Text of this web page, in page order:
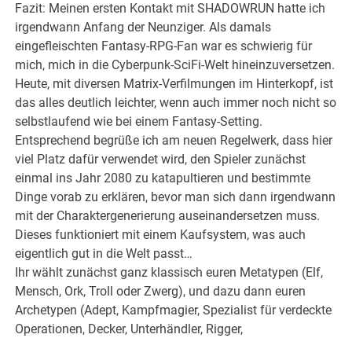
Fazit: Meinen ersten Kontakt mit SHADOWRUN hatte ich
irgendwann Anfang der Neunziger. Als damals
eingefleischten Fantasy-RPG-Fan war es schwierig für
mich, mich in die Cyberpunk-SciFi-Welt hineinzuversetzen.
Heute, mit diversen Matrix-Verfilmungen im Hinterkopf, ist
das alles deutlich leichter, wenn auch immer noch nicht so
selbstlaufend wie bei einem Fantasy-Setting.
Entsprechend begrüße ich am neuen Regelwerk, dass hier
viel Platz dafür verwendet wird, den Spieler zunächst
einmal ins Jahr 2080 zu katapultieren und bestimmte
Dinge vorab zu erklären, bevor man sich dann irgendwann
mit der Charaktergenerierung auseinandersetzen muss.
Dieses funktioniert mit einem Kaufsystem, was auch
eigentlich gut in die Welt passt…
Ihr wählt zunächst ganz klassisch euren Metatypen (Elf,
Mensch, Ork, Troll oder Zwerg), und dazu dann euren
Archetypen (Adept, Kampfmagier, Spezialist für verdeckte
Operationen, Decker, Unterhändler, Rigger,